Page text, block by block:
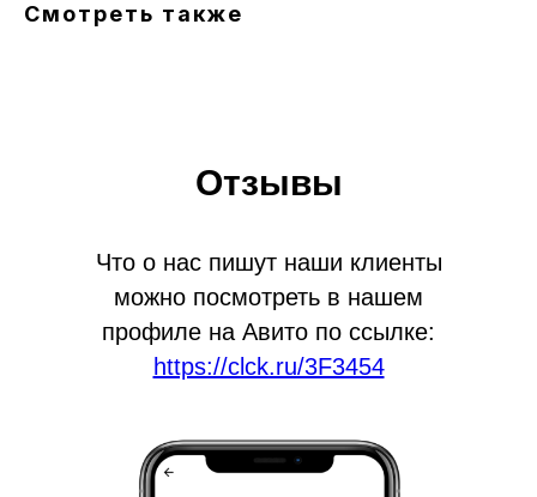
Смотреть также
Что о нас пишут наши клиенты
можно посмотреть в нашем
профиле на Авито по ссылке:
https://clck.ru/3F3454
Отзывы